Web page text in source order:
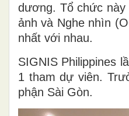
dương. Tổ chức này
ảnh và Nghe nhìn
nhất với nhau.
SIGNIS Philippines
1 tham dự viên.
phận Sài Gòn.